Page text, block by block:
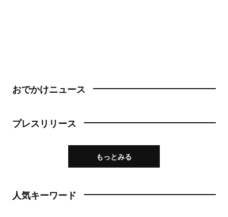
おでかけニュース
プレスリリース
もっとみる
人気キーワード